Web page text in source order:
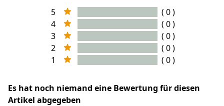
5
( 0 )
4
( 0 )
3
( 0 )
2
( 0 )
1
( 0 )
Es hat noch niemand eine Bewertung für diesen
Artikel abgegeben